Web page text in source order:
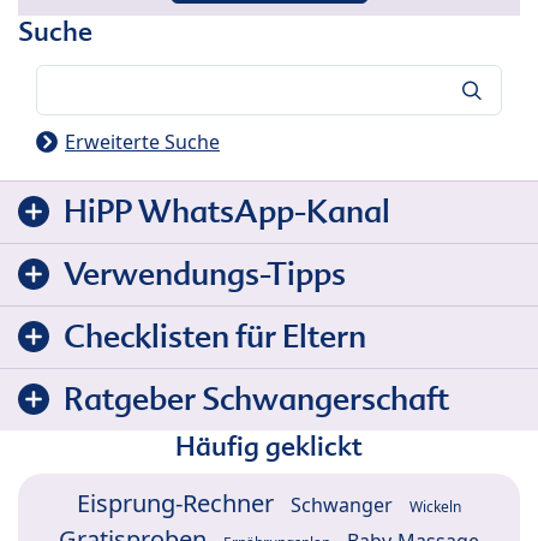
Suche
Erweiterte Suche
HiPP WhatsApp-Kanal
Verwendungs-Tipps
Checklisten für Eltern
Ratgeber Schwangerschaft
Häufig geklickt
Eisprung-Rechner Schwanger Wickeln